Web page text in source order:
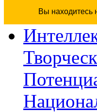
Вы находитесь